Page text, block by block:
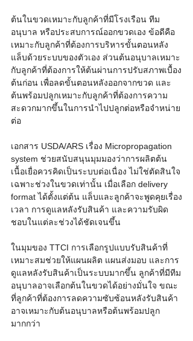
ต้นในขวดเหมาะกับลูกค้าที่มีโรงเรือน ทีม
อนุบาล หรือประสบการณ์ออกขวดเอง ข้อดีคือ
เหมาะกับลูกค้าที่ต้องการบริหารขั้นตอนหลัง
แล็บด้วยระบบของตัวเอง ส่วนต้นอนุบาลเหมาะ
กับลูกค้าที่ต้องการให้ต้นผ่านการปรับสภาพเบื้อง
ต้นก่อน เพื่อลดขั้นตอนหลังออกจากขวด และ
ต้นพร้อมปลูกเหมาะกับลูกค้าที่ต้องการความ
สะดวกมากขึ้นในการนำไปปลูกต่อหรือจำหน่าย
ต่อ
เอกสาร USDA/ARS เรื่อง Micropropagation
system ช่วยสนับสนุนมุมมองว่าการผลิตต้น
เนื้อเยื่อควรคิดเป็นระบบต่อเนื่อง ไม่ใช่ตัดสินใจ
เฉพาะช่วงในขวดเท่านั้น เมื่อเลือก delivery
format ได้ตั้งแต่ต้น แล็บและลูกค้าจะพูดคุยเรื่อง
เวลา การดูแลหลังรับสินค้า และความรับผิด
ชอบในแต่ละช่วงได้ชัดเจนขึ้น
ในมุมของ TTCI การเลือกรูปแบบรับสินค้าที่
เหมาะสมช่วยให้แผนผลิต แผนส่งมอบ และการ
ดูแลหลังรับสินค้าเป็นระบบมากขึ้น ลูกค้าที่มีทีม
อนุบาลอาจเลือกต้นในขวดได้อย่างมั่นใจ ขณะ
ที่ลูกค้าที่ต้องการลดความซับซ้อนหลังรับสินค้า
อาจเหมาะกับต้นอนุบาลหรือต้นพร้อมปลูก
มากกว่า